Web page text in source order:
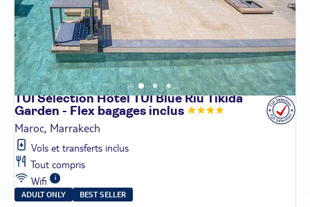
TUI Sélection Hôtel TUI Blue Riu Tikida
Garden - Flex bagages inclus
Maroc, Marrakech
Vols et transferts inclus
Tout compris
Wifi
ADULT ONLY BEST SELLER